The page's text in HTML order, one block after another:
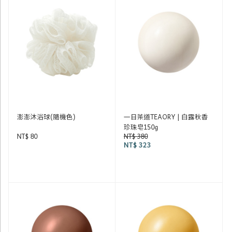
澎澎沐浴球(隨機色)
NT$ 80
一日茶道TEAORY | 白露秋香
珍珠皂150g
NT$ 380
NT$ 323